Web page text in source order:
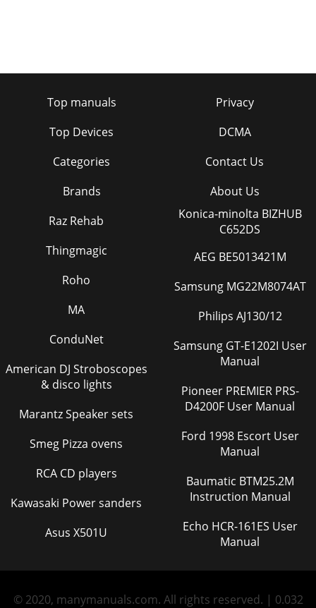
Top manuals
Top Devices
Categories
Brands
Privacy
DCMA
Contact Us
About Us
Raz Rehab
Thingmagic
Roho
MA
ConduNet
American DJ Stroboscopes
& disco lights
Marantz Speaker sets
Smeg Pizza ovens
RCA CD players
Kawasaki Power sanders
Asus X501U
Konica-minolta BIZHUB
C652DS
AEG BE5013421M
Samsung MG22M8074AT
Philips AJ130/12
Samsung GT-E1202I User
Manual
Pioneer PREMIER PRS-
D4200F User Manual
Ford 1998 Escort User
Manual
Baumatic BTM25.2M
Instruction Manual
Echo HCR-161ES User
Manual
© 2020, manymanuals.com. All rights reserved. | 0.032